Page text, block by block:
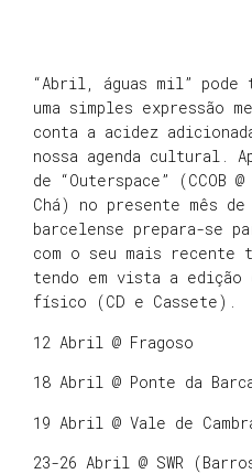
“Abril, águas mil” pode
uma simples expressão
conta a acidez
nossa agenda cultural.
de “Outerspace” (CCOB
Chá) no presente mês
barcelense prepara-se
com o seu mais recente
tendo em vista a edição
físico (CD e Cassete).
12 Abril @ Fragoso
18 Abril @ Ponte da
19 Abril @ Vale de
23-26 Abril @ SWR